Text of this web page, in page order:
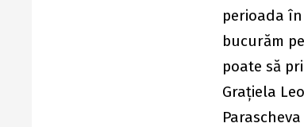
perioada
bucurăm
poate să
Graţiela